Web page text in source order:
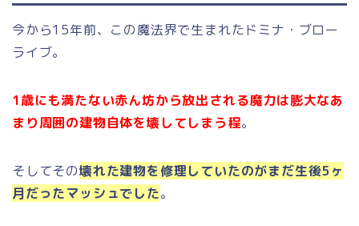
今から15年前、この魔法界で生まれたドミナ・ブロー
ライブ。
1歳にも満たない赤ん坊から放出される魔力は膨大なあ
まり周囲の建物自体を壊してしまう程。
そしてその壊れた建物を修理していたのがまだ生後5ヶ
月だったマッシュでした。